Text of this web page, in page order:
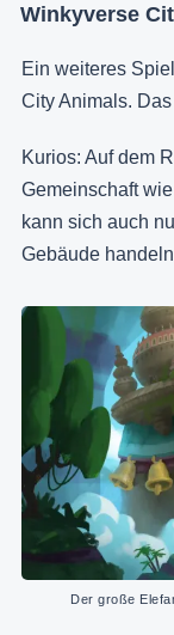
Winkyverse
Ein weiteres
City Animals.
Kurios: Auf dem
Gemeinschaft
kann sich auch
Gebäude
Der große